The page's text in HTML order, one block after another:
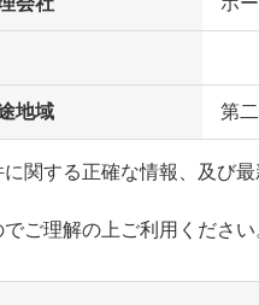
地域 第
関する正確な情報、及び
ご理解の上ご利用ください